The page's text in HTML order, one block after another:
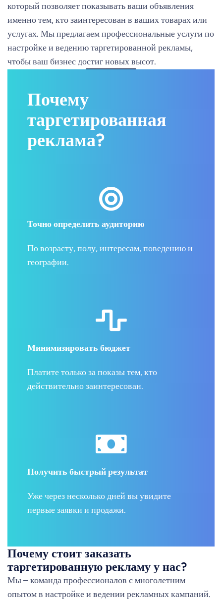
который позволяет показывать ваши объявления
именно тем, кто заинтересован в ваших товарах или
услугах. Мы предлагаем профессиональные услуги по
настройке и ведению таргетированной рекламы,
чтобы ваш бизнес достиг новых высот.
Почему
таргетированная
реклама?
Точно определить аудиторию
По возрасту, полу, интересам, поведению и
географии.
Минимизировать бюджет
Платите только за показы тем, кто
действительно заинтересован.
Получить быстрый результат
Уже через несколько дней вы увидите
первые заявки и продажи.
Почему стоит заказать
таргетированную рекламу у нас?
Мы – команда профессионалов с многолетним
опытом в настройке и ведении рекламных кампаний.